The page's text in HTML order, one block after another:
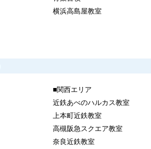
横浜高島屋教室
■関西エリア
近鉄あべのハルカス教室
上本町近鉄教室
高槻阪急スクエア教室
奈良近鉄教室